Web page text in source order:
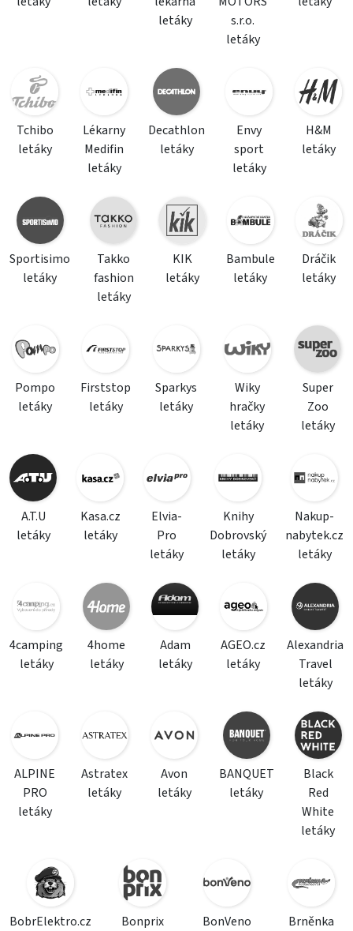
letáky
s.r.o.
letáky
Tchibo
letáky
Lékarny
Medifin
letáky
Decathlon
letáky
Envy
sport
letáky
H&M
letáky
Sportisimo
letáky
Takko
fashion
letáky
KIK
letáky
Bambule
letáky
Dráčik
letáky
Pompo
letáky
Firststop
letáky
Sparkys
letáky
Wiky
hračky
letáky
Super
Zoo
letáky
A.T.U
letáky
Kasa.cz
letáky
Elvia-
Pro
letáky
Knihy
Dobrovský
letáky
Nakup-
nabytek.cz
letáky
4camping
letáky
4home
letáky
Adam
letáky
AGEO.cz
letáky
Alexandria
Travel
letáky
ALPINE
PRO
letáky
Astratex
letáky
Avon
letáky
BANQUET
letáky
Black
Red
White
letáky
BobrElektro.cz
Bonprix
BonVeno
Brněnka